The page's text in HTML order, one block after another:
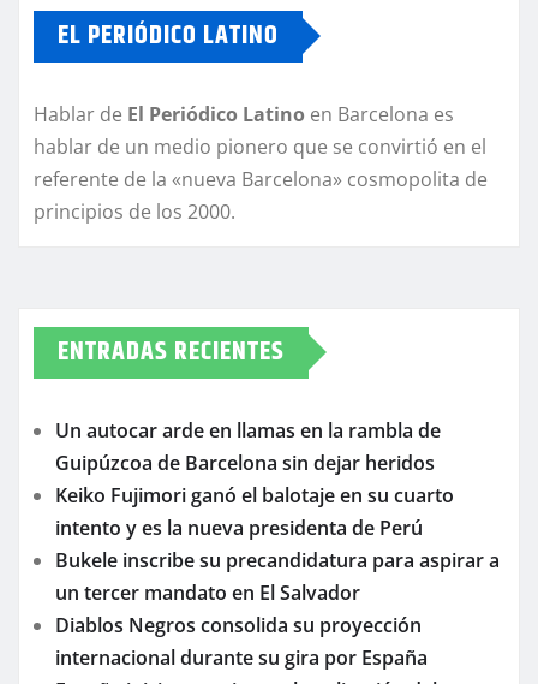
EL PERIÓDICO LATINO
Hablar de El Periódico Latino en Barcelona es
hablar de un medio pionero que se convirtió en el
referente de la «nueva Barcelona» cosmopolita de
principios de los 2000.
ENTRADAS RECIENTES
Un autocar arde en llamas en la rambla de
Guipúzcoa de Barcelona sin dejar heridos
Keiko Fujimori ganó el balotaje en su cuarto
intento y es la nueva presidenta de Perú
Bukele inscribe su precandidatura para aspirar a
un tercer mandato en El Salvador
Diablos Negros consolida su proyección
internacional durante su gira por España